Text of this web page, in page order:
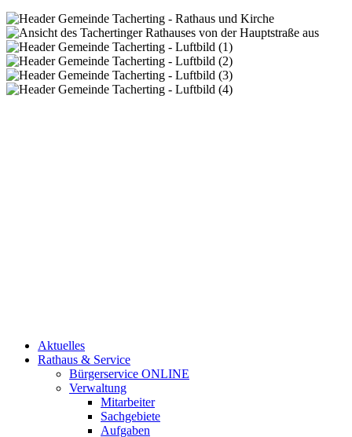
Aktuelles
Rathaus & Service
Bürgerservice ONLINE
Verwaltung
Mitarbeiter
Sachgebiete
Aufgaben